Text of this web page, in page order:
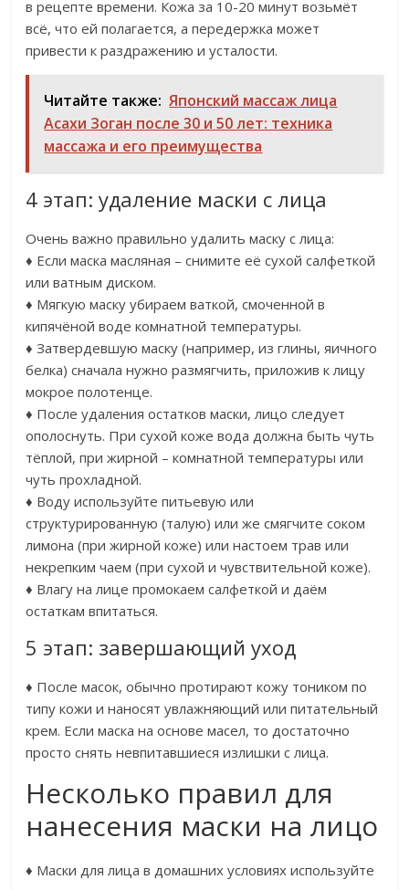
в рецепте времени. Кожа за 10-20 минут возьмёт
всё, что ей полагается, а передержка может
привести к раздражению и усталости.
Читайте также: Японский массаж лица
Асахи Зоган после 30 и 50 лет: техника
массажа и его преимущества
4 этап: удаление маски с лица
Очень важно правильно удалить маску с лица:
♦ Если маска масляная – снимите её сухой салфеткой
или ватным диском.
♦ Мягкую маску убираем ваткой, смоченной в
кипячёной воде комнатной температуры.
♦ Затвердевшую маску (например, из глины, яичного
белка) сначала нужно размягчить, приложив к лицу
мокрое полотенце.
♦ После удаления остатков маски, лицо следует
ополоснуть. При сухой коже вода должна быть чуть
тёплой, при жирной – комнатной температуры или
чуть прохладной.
♦ Воду используйте питьевую или
структурированную (талую) или же смягчите соком
лимона (при жирной коже) или настоем трав или
некрепким чаем (при сухой и чувствительной коже).
♦ Влагу на лице промокаем салфеткой и даём
остаткам впитаться.
5 этап: завершающий уход
♦ После масок, обычно протирают кожу тоником по
типу кожи и наносят увлажняющий или питательный
крем. Если маска на основе масел, то достаточно
просто снять невпитавшиеся излишки с лица.
Несколько правил для
нанесения маски на лицо
♦ Маски для лица в домашних условиях используйте